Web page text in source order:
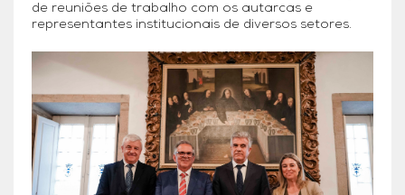
de reuniões de trabalho com os autarcas e
representantes institucionais de diversos setores.